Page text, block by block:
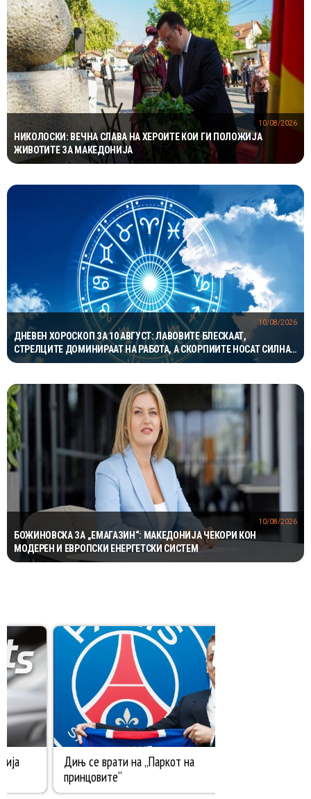
НИКОЛОСКИ: ВЕЧНА СЛАВА НА ХЕРОИТЕ КОИ ГИ ПОЛОЖИЈА
ЖИВОТИТЕ ЗА МАКЕДОНИЈА
10/08/2026
ДНЕВЕН ХОРОСКОП ЗА 10 АВГУСТ: ЛАВОВИТЕ БЛЕСКААТ,
СТРЕЛЦИТЕ ДОМИНИРААТ НА РАБОТА, А СКОРПИИТЕ НОСАТ СИЛНА
ЉУБОВНА ЕНЕРГИЈА
10/08/2026
БОЖИНОВСКА ЗА „ЕМАГАЗИН“: МАКЕДОНИЈА ЧЕКОРИ КОН
МОДЕРЕН И ЕВРОПСКИ ЕНЕРГЕТСКИ СИСТЕМ
10/08/2026